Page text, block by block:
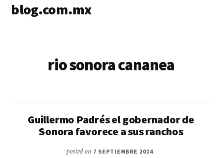
blog.com.mx
rio sonora cananea
Guillermo Padrés el gobernador de
Sonora favorece a sus ranchos
posted on 7 SEPTIEMBRE 2014